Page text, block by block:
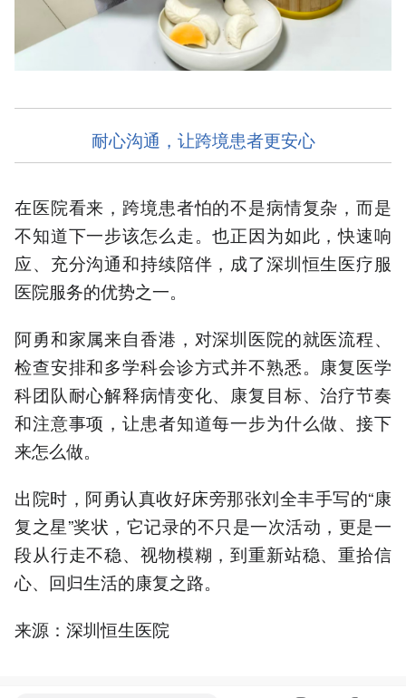
耐心沟通，让跨境患者更安心
在医院看来，跨境患者怕的不是病情复杂，而是
不知道下一步该怎么走。也正因为如此，快速响
应、充分沟通和持续陪伴，成了深圳恒生医疗服
医院服务的优势之一。
阿勇和家属来自香港，对深圳医院的就医流程、
检查安排和多学科会诊方式并不熟悉。康复医学
科团队耐心解释病情变化、康复目标、治疗节奏
和注意事项，让患者知道每一步为什么做、接下
来怎么做。
出院时，阿勇认真收好床旁那张刘全丰手写的“康
复之星”奖状，它记录的不只是一次活动，更是一
段从行走不稳、视物模糊，到重新站稳、重拾信
心、回归生活的康复之路。
来源：深圳恒生医院